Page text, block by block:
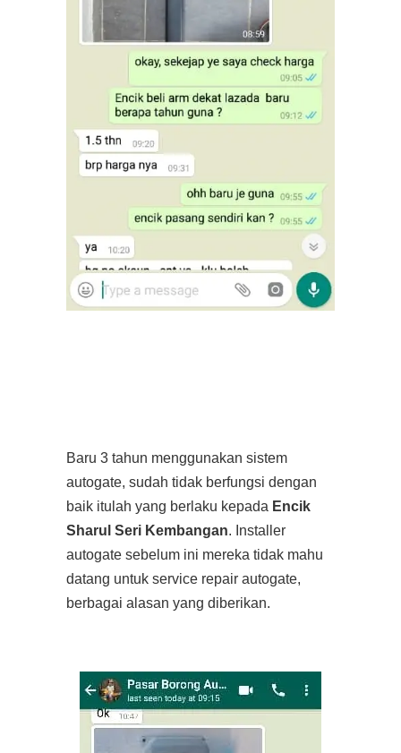
Baru 3 tahun menggunakan sistem
autogate, sudah tidak berfungsi dengan
baik itulah yang berlaku kepada Encik
Sharul Seri Kembangan. Installer
autogate sebelum ini mereka tidak mahu
datang untuk service repair autogate,
berbagai alasan yang diberikan.